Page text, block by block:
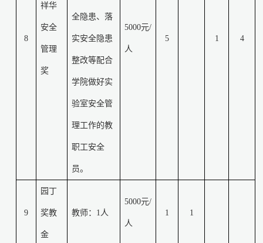
8
祥华
安全
管理
奖
全隐患、落
实安全隐患
整改等配合
学院做好实
验室安全管
理工作的教
职工安全
员。
5000元/
人
5 1 4
9
园丁
奖教
金
教师： 1 人
5000元/
人
1 1